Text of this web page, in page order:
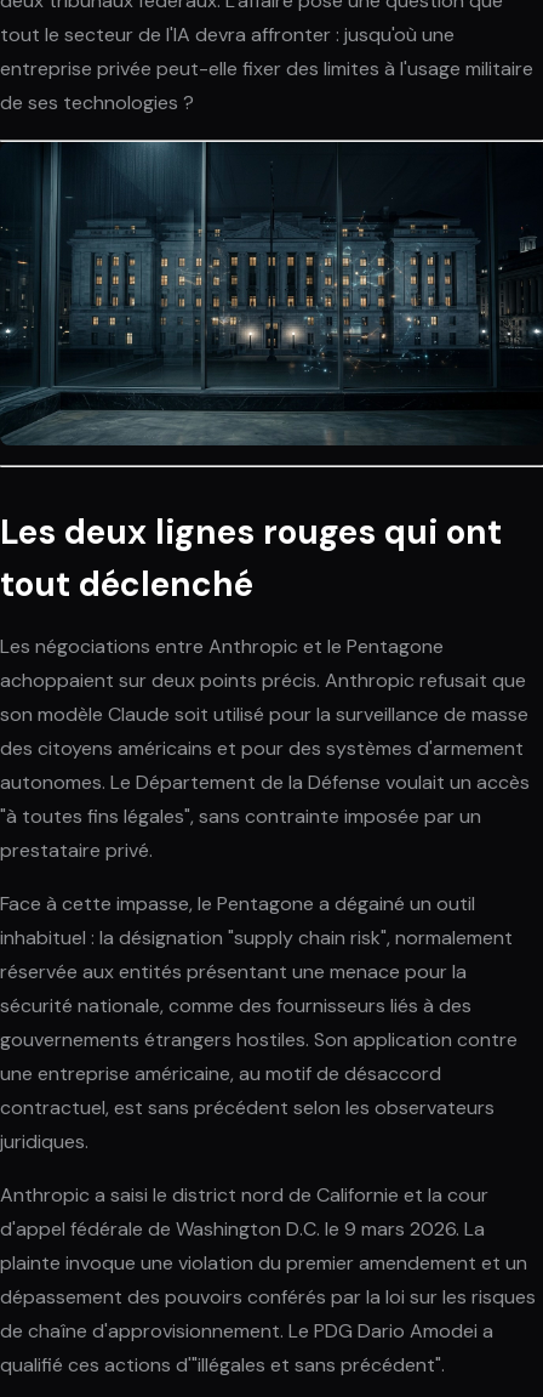
tout le secteur de l'IA devra affronter : jusqu'où une
entreprise privée peut-elle fixer des limites à l'usage militaire
de ses technologies ?
Les deux lignes rouges qui ont
tout déclenché
Les négociations entre Anthropic et le Pentagone
achoppaient sur deux points précis. Anthropic refusait que
son modèle Claude soit utilisé pour la surveillance de masse
des citoyens américains et pour des systèmes d'armement
autonomes. Le Département de la Défense voulait un accès
"à toutes fins légales", sans contrainte imposée par un
prestataire privé.
Face à cette impasse, le Pentagone a dégainé un outil
inhabituel : la désignation "supply chain risk", normalement
réservée aux entités présentant une menace pour la
sécurité nationale, comme des fournisseurs liés à des
gouvernements étrangers hostiles. Son application contre
une entreprise américaine, au motif de désaccord
contractuel, est sans précédent selon les observateurs
juridiques.
Anthropic a saisi le district nord de Californie et la cour
d'appel fédérale de Washington D.C. le 9 mars 2026. La
plainte invoque une violation du premier amendement et un
dépassement des pouvoirs conférés par la loi sur les risques
de chaîne d'approvisionnement. Le PDG Dario Amodei a
qualifié ces actions d'"illégales et sans précédent".